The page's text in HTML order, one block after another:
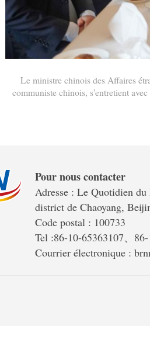
Le ministre chinois des Affaires
communiste chinois, s'entretient
Pour nous contacter
Adresse : Le Quotidien
district de Chaoyang,
Code postal : 100733
Tel :86-10-65363107、
Courrier électronique :